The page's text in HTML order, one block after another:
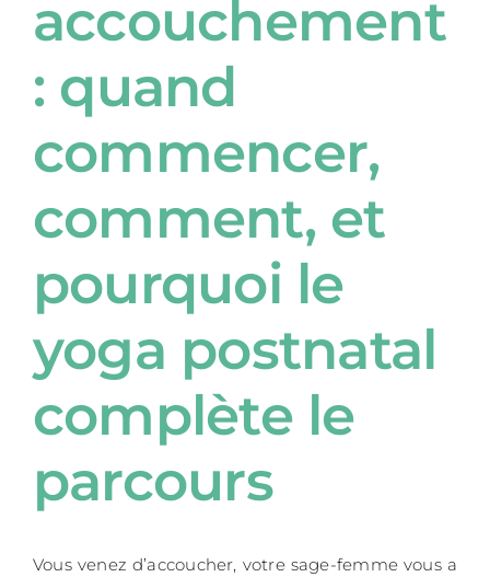
accouchement
: quand
commencer,
comment, et
pourquoi le
yoga postnatal
complète le
parcours
Vous venez d’accoucher, votre sage-femme vous a